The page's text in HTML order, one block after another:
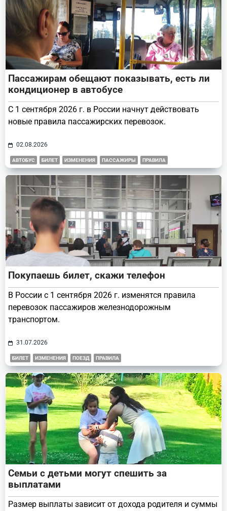
Пассажирам обещают показывать, есть ли
кондиционер в автобусе
С 1 сентября 2026 г. в России начнут действовать
новые правила пассажирских перевозок.
02.08.2026
АВТОБУС БИЛЕТ ИЗМЕНЕНИЯ ПАССАЖИРЫ ПРАВИЛА
Покупаешь билет, скажи телефон
В России с 1 сентября 2026 г. изменятся правила
перевозок пассажиров железнодорожным
транспортом.
31.07.2026
БИЛЕТ ИЗМЕНЕНИЯ ПОЕЗД ПРАВИЛА
Семьи с детьми могут спешить за
выплатами
Размер выплаты зависит от дохода родителя и суммы